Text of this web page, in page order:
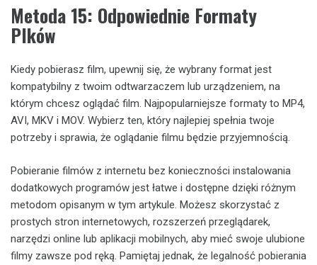
Metoda 15: Odpowiednie Formaty
Plków
Kiedy pobierasz film, upewnij się, że wybrany format jest
kompatybilny z twoim odtwarzaczem lub urządzeniem, na
którym chcesz oglądać film. Najpopularniejsze formaty to MP4,
AVI, MKV i MOV. Wybierz ten, który najlepiej spełnia twoje
potrzeby i sprawia, że oglądanie filmu będzie przyjemnością.
Pobieranie filmów z internetu bez konieczności instalowania
dodatkowych programów jest łatwe i dostępne dzięki różnym
metodom opisanym w tym artykule. Możesz skorzystać z
prostych stron internetowych, rozszerzeń przeglądarek,
narzędzi online lub aplikacji mobilnych, aby mieć swoje ulubione
filmy zawsze pod ręką. Pamiętaj jednak, że legalność pobierania